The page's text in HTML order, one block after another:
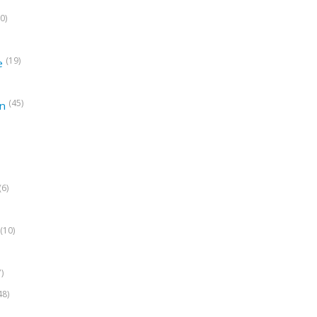
(19)
(45)
(10)